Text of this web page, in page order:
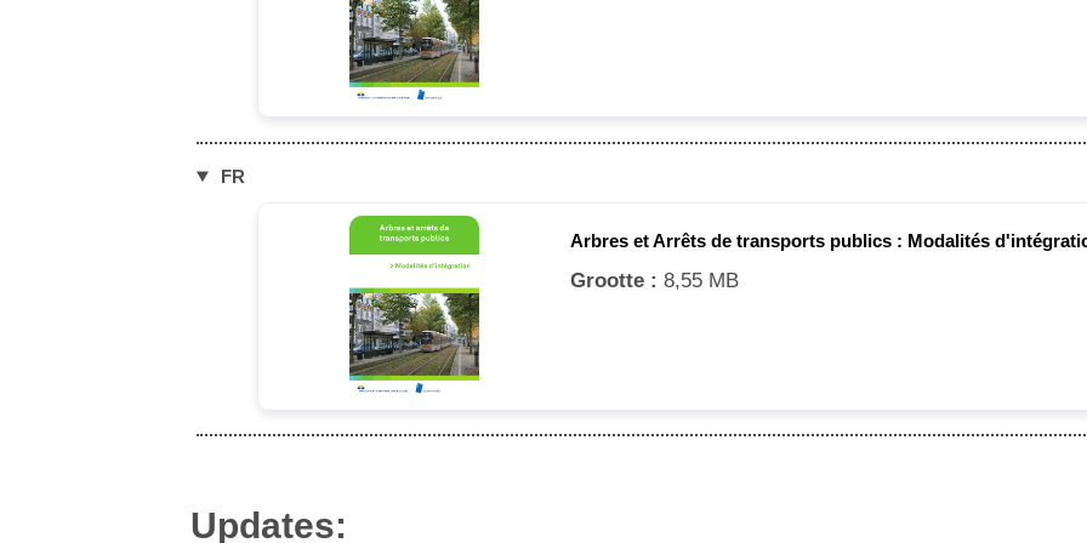
FR▶
Arbres et Arrêts de transports publics : Modalités
Grootte : 8,55 MB
Updates: